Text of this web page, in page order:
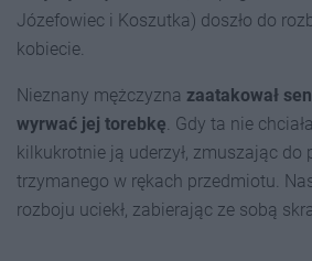
Józefowiec i Koszutka) doszło do
kobiecie.
Nieznany mężczyzna zaatakował
wyrwać jej torebkę . Gdy ta nie
kilkukrotnie ją uderzył, zmuszając do
trzymanego w rękach przedmiotu.
rozboju uciekł, zabierając ze sobą